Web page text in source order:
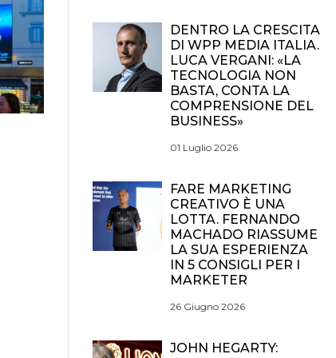
DENTRO LA CRESCITA
DI WPP MEDIA ITALIA.
LUCA VERGANI: «LA
TECNOLOGIA NON
BASTA, CONTA LA
COMPRENSIONE DEL
BUSINESS»
01 Luglio 2026
FARE MARKETING
CREATIVO È UNA
LOTTA. FERNANDO
MACHADO RIASSUME
LA SUA ESPERIENZA
IN 5 CONSIGLI PER I
MARKETER
26 Giugno 2026
JOHN HEGARTY: